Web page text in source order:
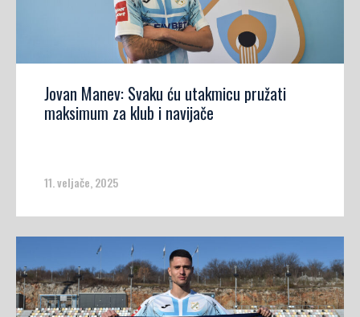
Jovan Manev: Svaku ću utakmicu pružati
maksimum za klub i navijače
11. veljače, 2025